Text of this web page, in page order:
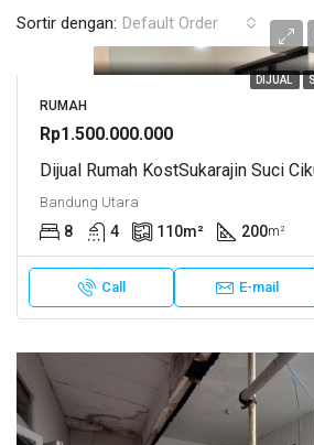
Sortir dengan: Default Order
DIJUAL
RUMAH
Rp1.500.000.000
Dijual Rumah KostSukarajin Suci
Bandung Utara
8 4 110m² 200m²
Call E-mail